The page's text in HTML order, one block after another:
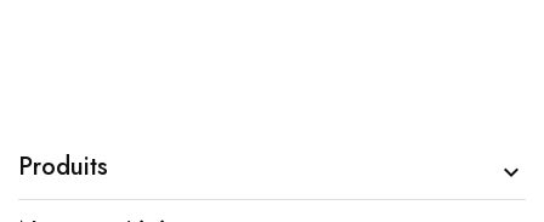
Produits 